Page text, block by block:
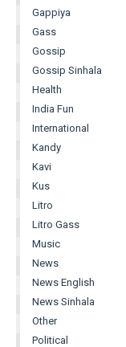
Gappiya
Gass
Gossip
Gossip Sinhala
Health
India Fun
International
Kandy
Kavi
Kus
Litro
Litro Gass
Music
News
News English
News Sinhala
Other
Political